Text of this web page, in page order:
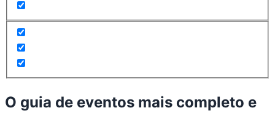
O guia de eventos mais completo e